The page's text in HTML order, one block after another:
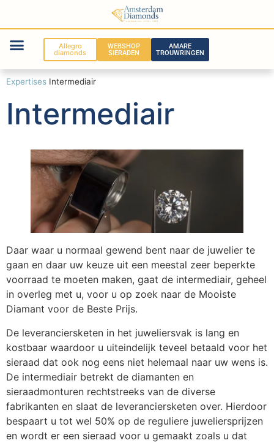
Allegro
diamonds
WEBSHOP
SIERADEN
AMARE
TROUWRINGEN
Expertises Intermediair
Intermediair
Daar waar u normaal gewend bent naar de juwelier te
gaan en daar uw keuze uit een meestal zeer beperkte
voorraad te moeten maken, gaat de intermediair, geheel
in overleg met u, voor u op zoek naar de Mooiste
Diamant voor de Beste Prijs.
De leveranciersketen in het juweliersvak is lang en
kostbaar waardoor u uiteindelijk teveel betaald voor het
sieraad dat ook nog eens niet helemaal naar uw wens is.
De intermediair betrekt de diamanten en
sieraadmonturen rechtstreeks van de diverse
fabrikanten en slaat de leveranciersketen over. Hierdoor
bespaart u tot wel 50% op de reguliere juweliersprijzen
en wordt er een sieraad voor u gemaakt zoals u dat